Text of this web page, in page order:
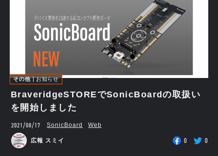
その他 お知らせ
BraveridgeSTOREでSonicBoardの取扱い
を開始しました
2021/08/17 SonicBoard Web
広報 スミイ 0 0